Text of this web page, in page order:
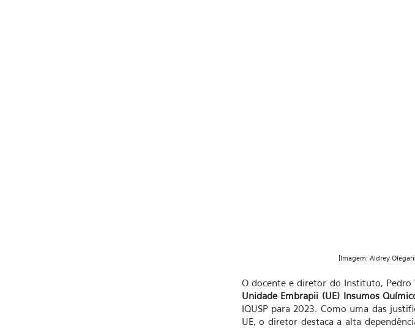
[Imagem: Aldrey
O docente e diretor do Instituto,
Unidade Embrapii (UE) Insumos
IQUSP para 2023. Como uma das
UE, o diretor destaca a alta